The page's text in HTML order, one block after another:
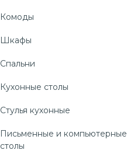
Комоды
Шкафы
Спальни
Кухонные столы
Стулья кухонные
Письменные и компьютерные
столы